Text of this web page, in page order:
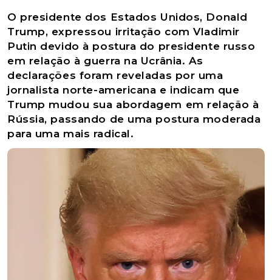
O presidente dos Estados Unidos, Donald
Trump, expressou irritação com Vladimir
Putin devido à postura do presidente russo
em relação à guerra na Ucrânia. As
declarações foram reveladas por uma
jornalista norte-americana e indicam que
Trump mudou sua abordagem em relação à
Rússia, passando de uma postura moderada
para uma mais radical.